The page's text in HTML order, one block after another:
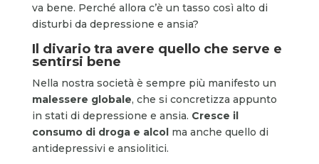
va bene. Perché allora c’è un tasso così alto di
disturbi da depressione e ansia?
Il divario tra avere quello che serve e
sentirsi bene
Nella nostra società è sempre più manifesto un
malessere globale, che si concretizza appunto
in stati di depressione e ansia. Cresce il
consumo di droga e alcolma anche quello di
antidepressivi e ansiolitici.